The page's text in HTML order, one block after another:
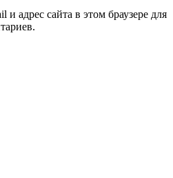
адрес сайта в этом браузере для